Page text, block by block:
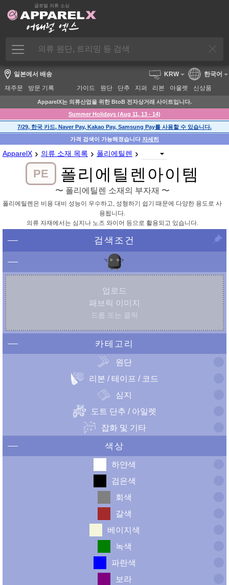
글로벌 의류 소싱
일본에서 배송
재주문
방문 기록 가이드 원단 단추 지퍼 리본 아울렛 신상품
KRW 한국어
ApparelX는 의류산업을 위한 BtoB 전자상거래 사이트입니다.
Summer Holidays (Aug 11, 13 - 14)
7/29, 한국 카드, Naver Pay, Kakao Pay, Samsung Pay를 사용할 수 있습니다.
가격 검색이 가능해졌습니다 자세히
ApparelX › 의류 소재 목록 › 폴리에틸렌 ›
PE 폴리에틸렌아이템
〜 폴리에틸렌 소재의 부자재 〜
폴리에틸렌은 비용 대비 성능이 우수하고, 성형하기 쉽기 때문에 다양한 용도로 사
용됩니다.
의류 자재에서는 심지나 노즈 와이어 등으로 활용되고 있습니다.
검색조건
업로드
패브릭 이미지
드롭 또는 클릭
카테고리
원단
리본 / 테이프 / 코드
심지
도트 단추 / 아일렛
잡화 및 기타
색상
하얀색
검은색
회색
갈색
베이지색
녹색
파란색
보라